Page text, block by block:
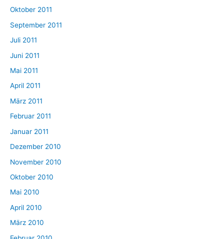
Oktober 2011
September 2011
Juli 2011
Juni 2011
Mai 2011
April 2011
März 2011
Februar 2011
Januar 2011
Dezember 2010
November 2010
Oktober 2010
Mai 2010
April 2010
März 2010